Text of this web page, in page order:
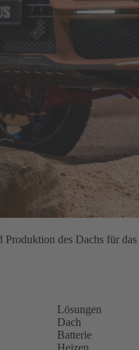
des Dachs für
Lösungen
Dach
Batterie